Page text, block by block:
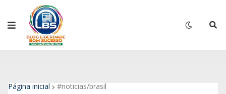
Página inicial #noticias/brasil